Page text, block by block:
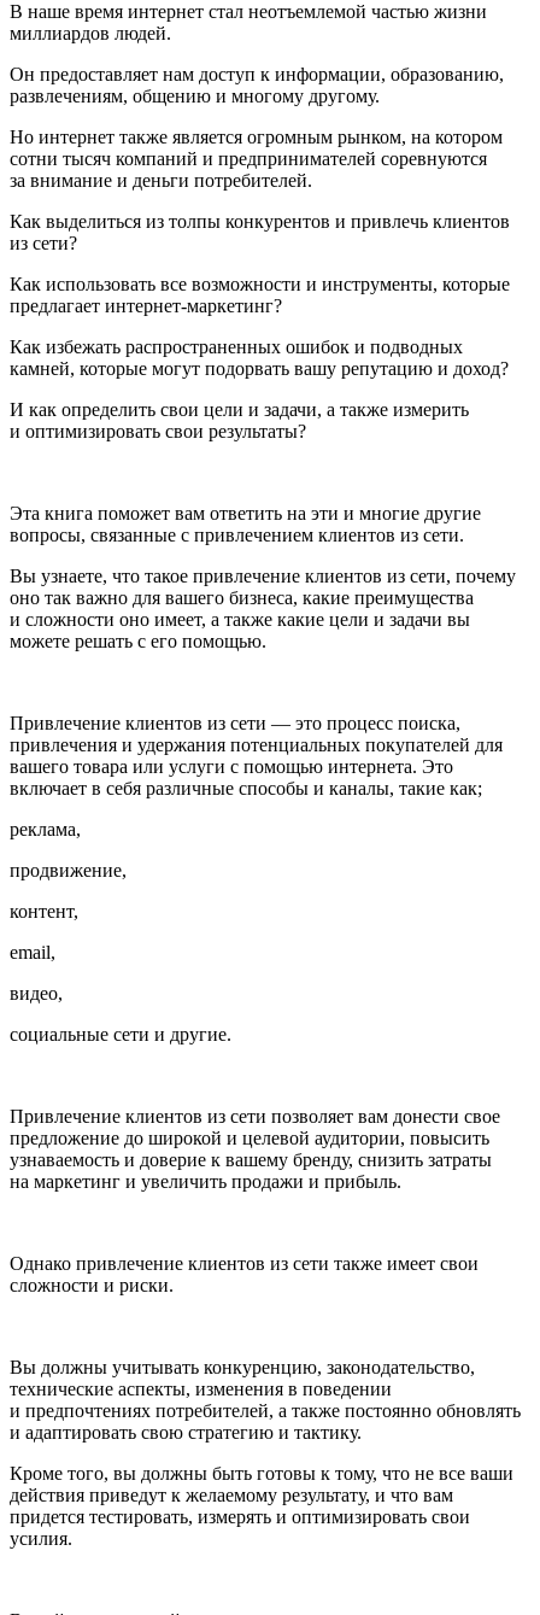
В наше время интернет стал неотъемлемой частью жизни
миллиардов людей.
Он предоставляет нам доступ к информации, образованию,
развлечениям, общению и многому другому.
Но интернет также является огромным рынком, на котором
сотни тысяч компаний и предпринимателей соревнуются
за внимание и деньги потребителей.
Как выделиться из толпы конкурентов и привлечь клиентов
из сети?
Как использовать все возможности и инструменты, которые
предлагает интернет-маркетинг?
Как избежать распространенных ошибок и подводных
камней, которые могут подорвать вашу репутацию и доход?
И как определить свои цели и задачи, а также измерить
и оптимизировать свои результаты?
Эта книга поможет вам ответить на эти и многие другие
вопросы, связанные с привлечением клиентов из сети.
Вы узнаете, что такое привлечение клиентов из сети, почему
оно так важно для вашего бизнеса, какие преимущества
и сложности оно имеет, а также какие цели и задачи вы
можете решать с его помощью.
Привлечение клиентов из сети — это процесс поиска,
привлечения и удержания потенциальных покупателей для
вашего товара или услуги с помощью интернета. Это
включает в себя различные способы и каналы, такие как;
реклама,
продвижение,
контент,
email,
видео,
социальные сети и другие.
Привлечение клиентов из сети позволяет вам донести свое
предложение до широкой и целевой аудитории, повысить
узнаваемость и доверие к вашему бренду, снизить затраты
на маркетинг и увеличить продажи и прибыль.
Однако привлечение клиентов из сети также имеет свои
сложности и риски.
Вы должны учитывать конкуренцию, законодательство,
технические аспекты, изменения в поведении
и предпочтениях потребителей, а также постоянно обновлять
и адаптировать свою стратегию и тактику.
Кроме того, вы должны быть готовы к тому, что не все ваши
действия приведут к желаемому результату, и что вам
придется тестировать, измерять и оптимизировать свои
усилия.